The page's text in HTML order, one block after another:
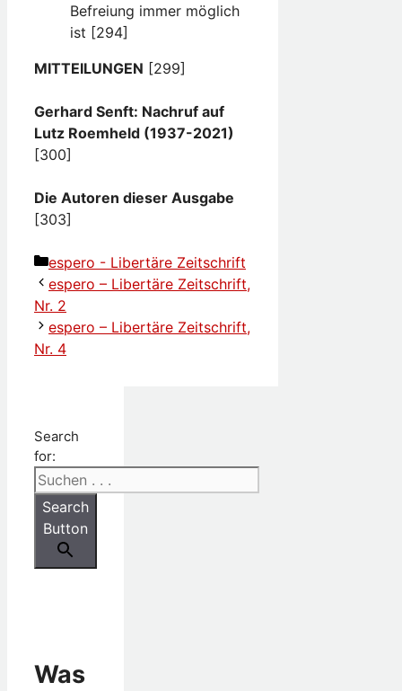
Befreiung immer möglich
ist [294]
MITTEILUNGEN [299]
Gerhard Senft: Nachruf auf
Lutz Roemheld (1937-2021)
[300]
Die Autoren dieser Ausgabe
[303]
Kategorien
espero - Libertäre Zeitschrift
espero – Libertäre Zeitschrift,
Nr. 2
espero – Libertäre Zeitschrift,
Nr. 4
Search
for:
Search
Button
Was